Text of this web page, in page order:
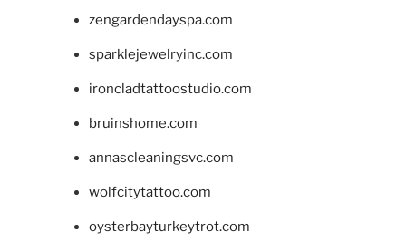
zengardendayspa.com
sparklejewelryinc.com
ironcladtattoostudio.com
bruinshome.com
annascleaningsvc.com
wolfcitytattoo.com
oysterbayturkeytrot.com